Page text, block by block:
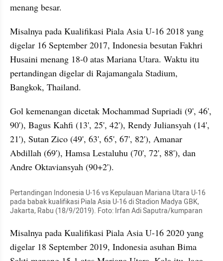
menang besar.
Misalnya pada Kualifikasi Piala Asia U-16 2018 yang
digelar 16 September 2017, Indonesia besutan Fakhri
Husaini menang 18-0 atas Mariana Utara. Waktu itu
pertandingan digelar di Rajamangala Stadium,
Bangkok, Thailand.
Gol kemenangan dicetak Mochammad Supriadi (9', 46',
90'), Bagus Kahfi (13', 25', 42'), Rendy Juliansyah (14',
21'), Sutan Zico (49', 63', 65', 67', 82'), Amanar
Abdillah (69'), Hamsa Lestaluhu (70', 72', 88'), dan
Andre Oktaviansyah (90+2').
Pertandingan Indonesia U-16 vs Kepulauan Mariana Utara U-16
pada babak kualifikasi Piala Asia U-16 di Stadion Madya GBK,
Jakarta, Rabu (18/9/2019). Foto: Irfan Adi Saputra/kumparan
Misalnya pada Kualifikasi Piala Asia U-16 2020 yang
digelar 18 September 2019, Indonesia asuhan Bima